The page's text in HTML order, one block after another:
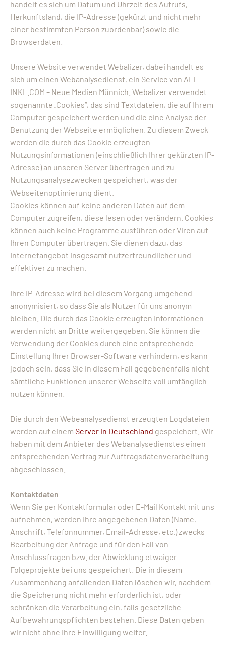
handelt es sich um Datum und Uhrzeit des Aufrufs,
Herkunftsland, die IP-Adresse (gekürzt und nicht mehr
einer bestimmten Person zuordenbar) sowie die
Browserdaten.
Unsere Website verwendet Webalizer, dabei handelt es
sich um einen Webanalysedienst, ein Service von ALL-
INKL.COM – Neue Medien Münnich. Webalizer verwendet
sogenannte „Cookies“, das sind Textdateien, die auf Ihrem
Computer gespeichert werden und die eine Analyse der
Benutzung der Webseite ermöglichen. Zu diesem Zweck
werden die durch das Cookie erzeugten
Nutzungsinformationen (einschließlich Ihrer gekürzten IP-
Adresse) an unseren Server übertragen und zu
Nutzungsanalysezwecken gespeichert, was der
Webseitenoptimierung dient.
Cookies können auf keine anderen Daten auf dem
Computer zugreifen, diese lesen oder verändern. Cookies
können auch keine Programme ausführen oder Viren auf
Ihren Computer übertragen. Sie dienen dazu, das
Internetangebot insgesamt nutzerfreundlicher und
effektiver zu machen.
Ihre IP-Adresse wird bei diesem Vorgang umgehend
anonymisiert, so dass Sie als Nutzer für uns anonym
bleiben. Die durch das Cookie erzeugten Informationen
werden nicht an Dritte weitergegeben. Sie können die
Verwendung der Cookies durch eine entsprechende
Einstellung Ihrer Browser-Software verhindern, es kann
jedoch sein, dass Sie in diesem Fall gegebenenfalls nicht
sämtliche Funktionen unserer Webseite voll umfänglich
nutzen können.
Die durch den Webeanalysedienst erzeugten Logdateien
werden auf einem Server in Deutschland gespeichert. Wir
haben mit dem Anbieter des Webanalysedienstes einen
entsprechenden Vertrag zur Auftragsdatenverarbeitung
abgeschlossen.
Kontaktdaten
Wenn Sie per Kontaktformular oder E-Mail Kontakt mit uns
aufnehmen, werden Ihre angegebenen Daten (Name,
Anschrift, Telefonnummer, Email-Adresse, etc.) zwecks
Bearbeitung der Anfrage und für den Fall von
Anschlussfragen bzw. der Abwicklung etwaiger
Folgeprojekte bei uns gespeichert. Die in diesem
Zusammenhang anfallenden Daten löschen wir, nachdem
die Speicherung nicht mehr erforderlich ist, oder
schränken die Verarbeitung ein, falls gesetzliche
Aufbewahrungspflichten bestehen. Diese Daten geben
wir nicht ohne Ihre Einwilligung weiter.